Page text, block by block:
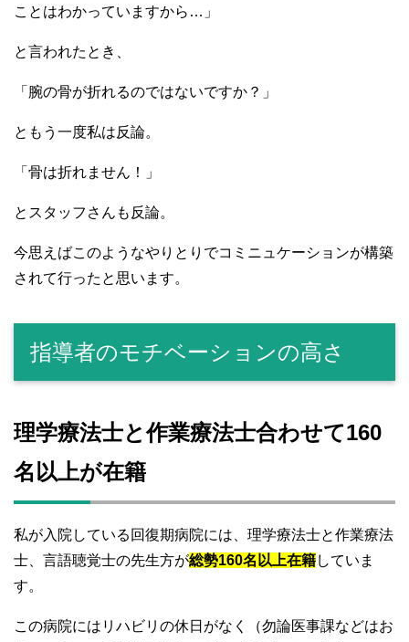
ことはわかっていますから…」
と言われたとき、
「腕の骨が折れるのではないですか？」
ともう一度私は反論。
「骨は折れません！」
とスタッフさんも反論。
今思えばこのようなやりとりでコミニュケーションが構築
されて行ったと思います。
指導者のモチベーションの高さ
理学療法士と作業療法士合わせて160
名以上が在籍
私が入院している回復期病院には、理学療法士と作業療法
士、言語聴覚士の先生方が総勢160名以上在籍していま
す。
この病院にはリハビリの休日がなく（勿論医事課などはお